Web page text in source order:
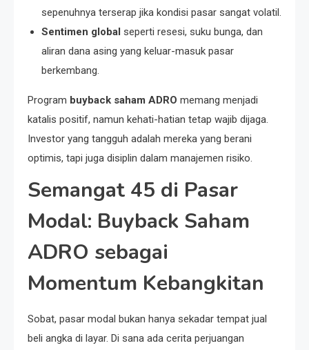
sepenuhnya terserap jika kondisi pasar sangat volatil.
Sentimen global seperti resesi, suku bunga, dan
aliran dana asing yang keluar-masuk pasar
berkembang.
Program buyback saham ADRO memang menjadi
katalis positif, namun kehati-hatian tetap wajib dijaga.
Investor yang tangguh adalah mereka yang berani
optimis, tapi juga disiplin dalam manajemen risiko.
Semangat 45 di Pasar
Modal: Buyback Saham
ADRO sebagai
Momentum Kebangkitan
Sobat, pasar modal bukan hanya sekadar tempat jual
beli angka di layar. Di sana ada cerita perjuangan